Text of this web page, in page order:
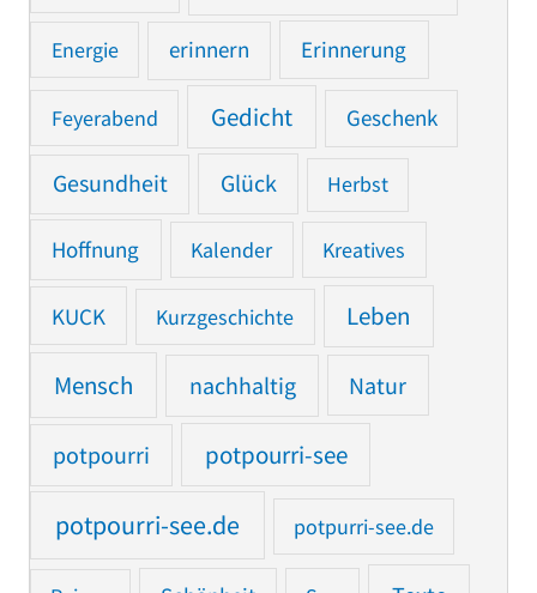
Energie erinnern Erinnerung
Feyerabend Gedicht Geschenk
Gesundheit Glück Herbst
Hoffnung Kalender Kreatives
KUCK Kurzgeschichte Leben
Mensch nachhaltig Natur
potpourri potpourri-see
potpourri-see.de potpurri-see.de